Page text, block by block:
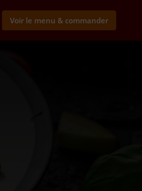
Voir le menu & commander